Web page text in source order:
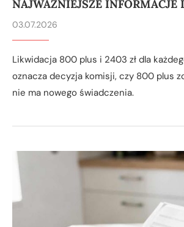
NAJWAŻNIEJSZE INFORMACJE
03.07.2026
Likwidacja 800 plus i 2403 zł dla
oznacza decyzja komisji, czy 800 plus
nie ma nowego świadczenia.